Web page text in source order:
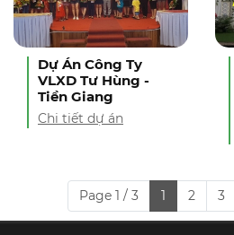
Dự Án Công Ty
VLXD Tư Hùng -
Tiền Giang
Chi tiết dự án
Page 1 / 3 1 2 3